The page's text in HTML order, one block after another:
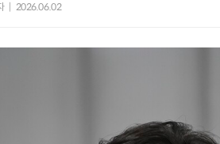
2026.06.02